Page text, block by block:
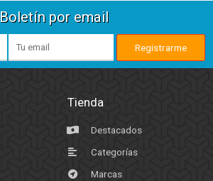
Boletín por email
Tienda
Destacados
Categorías
Marcas